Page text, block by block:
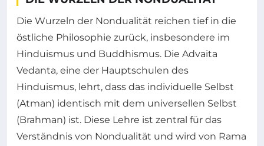
Die Wurzeln der Nondualität reichen tief in die
östliche Philosophie zurück, insbesondere im
Hinduismus und Buddhismus. Die Advaita
Vedanta, eine der Hauptschulen des
Hinduismus, lehrt, dass das individuelle Selbst
(Atman) identisch mit dem universellen Selbst
(Brahman) ist. Diese Lehre ist zentral für das
Verständnis von Nondualität und wird von Rama